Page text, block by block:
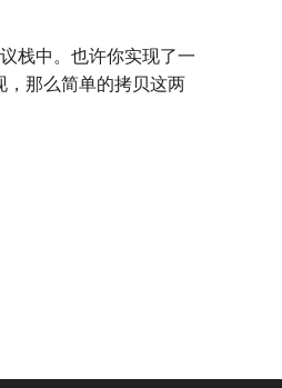
栈中。也许你实现了一
，那么简单的拷贝这两